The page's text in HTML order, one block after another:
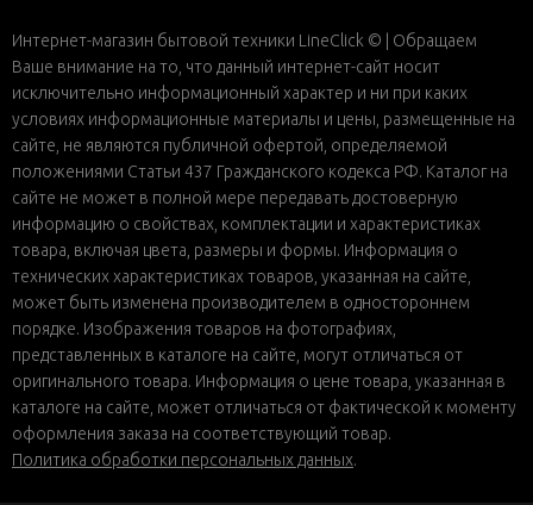
Интернет-магазин бытовой техники LineClick © | Обращаем
Ваше внимание на то, что данный интернет-сайт носит
исключительно информационный характер и ни при каких
условиях информационные материалы и цены, размещенные на
сайте, не являются публичной офертой, определяемой
положениями Статьи 437 Гражданского кодекса РФ. Каталог на
сайте не может в полной мере передавать достоверную
информацию о свойствах, комплектации и характеристиках
товара, включая цвета, размеры и формы. Информация о
технических характеристиках товаров, указанная на сайте,
может быть изменена производителем в одностороннем
порядке. Изображения товаров на фотографиях,
представленных в каталоге на сайте, могут отличаться от
оригинального товара. Информация о цене товара, указанная в
каталоге на сайте, может отличаться от фактической к моменту
оформления заказа на соответствующий товар.
Политика обработки персональных данных.